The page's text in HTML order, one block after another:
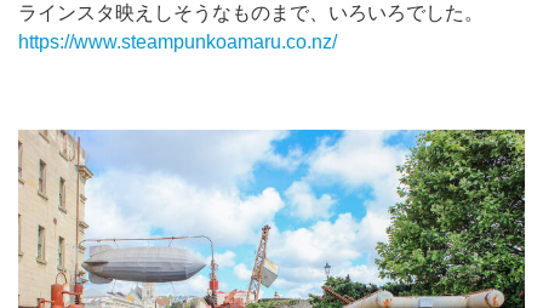
ラインスタ映えしそうなものまで、いろいろでした。
https://www.steampunkoamaru.co.nz/